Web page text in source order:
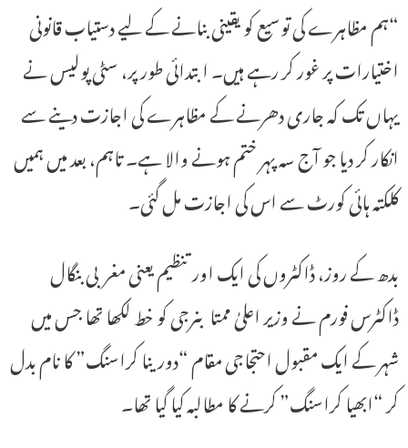
“ہم مظاہرے کی توسیع کو یقینی بنانے کے لیے دستیاب قانونی
اختیارات پر غور کر رہے ہیں۔ ابتدائی طور پر، سٹی پولیس نے
یہاں تک کہ جاری دھرنے کے مظاہرے کی اجازت دینے سے
انکار کر دیا جو آج سہ پہر ختم ہونے والا ہے۔ تاہم، بعد میں ہمیں
کلکتہ ہائی کورٹ سے اس کی اجازت مل گئی۔
بدھ کے روز، ڈاکٹروں کی ایک اور تنظیم یعنی مغربی بنگال
ڈاکٹرس فورم نے وزیر اعلیٰ ممتا بنرجی کو خط لکھا تھا جس میں
شہر کے ایک مقبول احتجاجی مقام “دورینا کراسنگ” کا نام بدل
کر “ابھیا کراسنگ” کرنے کا مطالبہ کیا گیا تھا۔